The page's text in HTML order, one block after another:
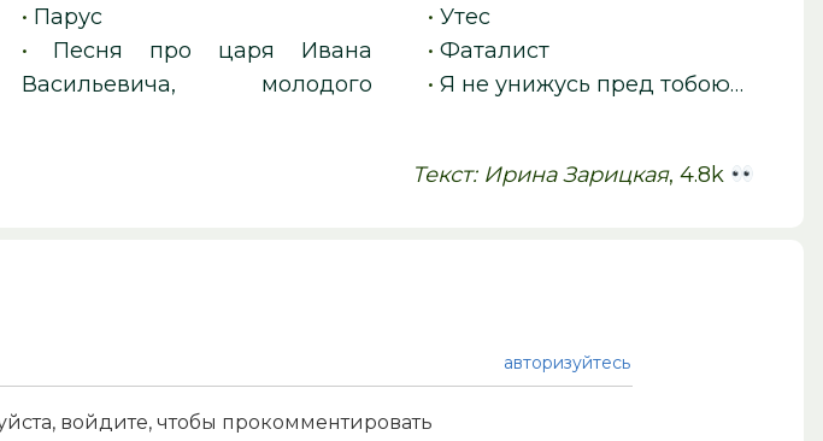
• Парус
• Песня про царя Ивана
Васильевича, молодого
• Утес
• Фаталист
• Я не унижусь пред тобою…
Текст: Ирина Зарицкая, 4.8k
авторизуйтесь
войдите, чтобы прокомментировать